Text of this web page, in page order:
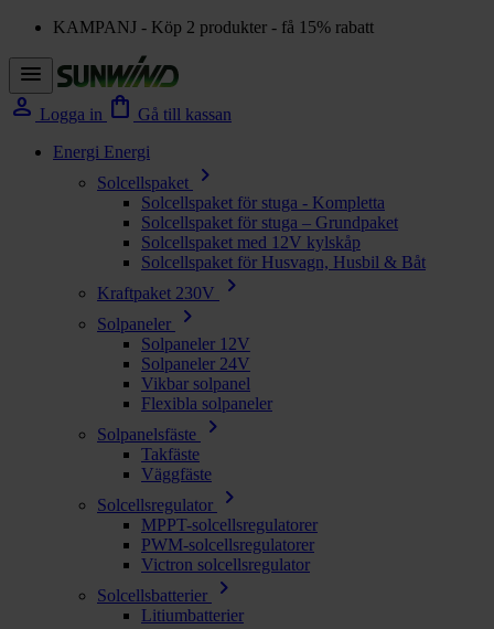
KAMPANJ - Köp 2 produkter - få 15% rabatt
menu
person Logga in shopping_bag Gå till kassan
Energi Energi
Solcellspaket
chevron_right
Solcellspaket för stuga - Kompletta
Solcellspaket för stuga – Grundpaket
Solcellspaket med 12V kylskåp
Solcellspaket för Husvagn, Husbil & Båt
Kraftpaket 230V
chevron_right
Solpaneler chevron_right
Solpaneler 12V
Solpaneler 24V
Vikbar solpanel
Flexibla solpaneler
Solpanelsfäste
chevron_right
Takfäste
Väggfäste
Solcellsregulator
chevron_right
MPPT-solcellsregulatorer
PWM-solcellsregulatorer
Victron solcellsregulator
Solcellsbatterier
chevron_right
Litiumbatterier